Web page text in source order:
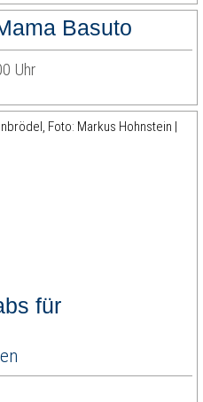
Basuto
Uhr
für